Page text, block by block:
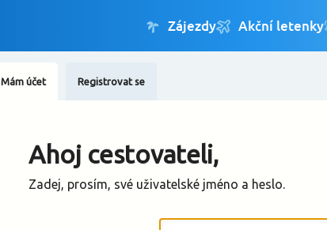
Mám účet Registrovat se
Ahoj cestovateli,
Zadej, prosím, své uživatelské jméno a heslo.